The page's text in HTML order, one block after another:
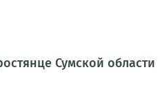
Сумской области